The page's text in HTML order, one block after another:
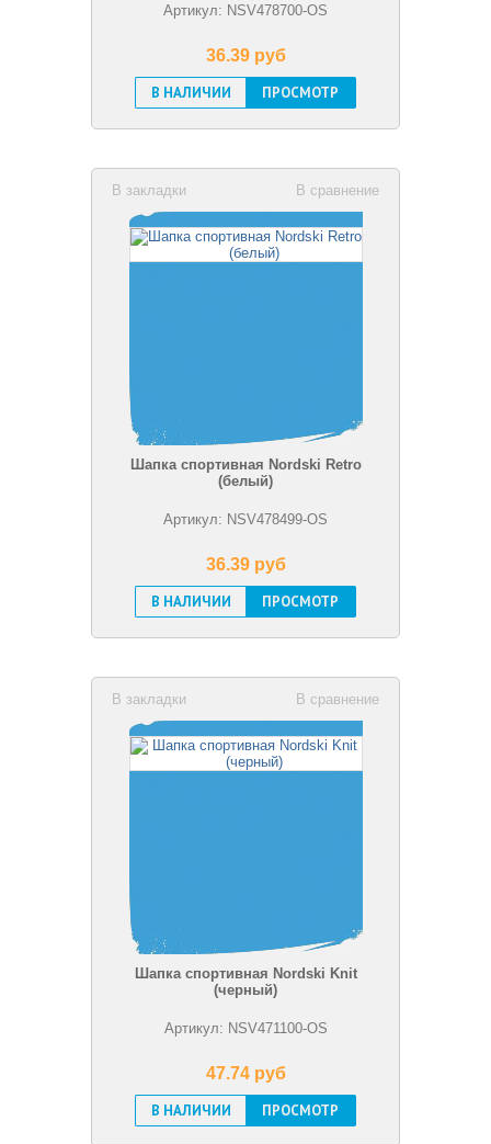
Артикул: NSV478700-OS
36.39 pуб
В НАЛИЧИИ
ПРОСМОТР
В сравнение
В закладки
Шапка спортивная Nordski Retro
(белый)
Артикул: NSV478499-OS
36.39 pуб
В НАЛИЧИИ
ПРОСМОТР
В сравнение
В закладки
Шапка спортивная Nordski Knit
(черный)
Артикул: NSV471100-OS
47.74 pуб
В НАЛИЧИИ
ПРОСМОТР